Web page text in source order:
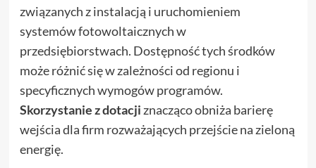
związanych z instalacją i uruchomieniem
systemów fotowoltaicznych w
przedsiębiorstwach. Dostępność tych środków
może różnić się w zależności od regionu i
specyficznych wymogów programów.
Skorzystanie z dotacji znacząco obniża barierę
wejścia dla firm rozważających przejście na zieloną
energię.